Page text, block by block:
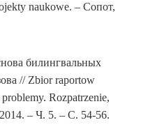
naukowe. – Сопот,
билингвальных
// Zbior raportow
Rozpatrzenie,
– Ч. 5. – С. 54-56.